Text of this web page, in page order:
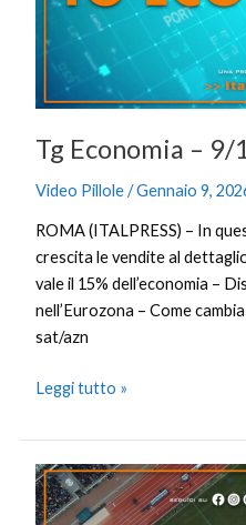
Tg Economia –
Video Pillole/Gennaio 9,
ROMA (ITALPRESS) – In
crescita le vendite al
vale il 15% dell’economia –
nell’Eurozona – Come
sat/azn
Leggi tutto »
Tg
Sport